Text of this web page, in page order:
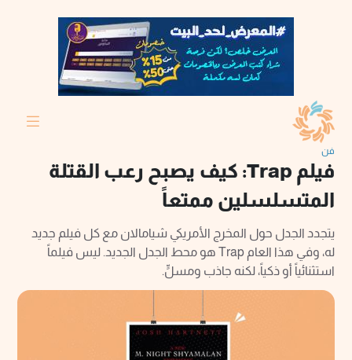
فن
فيلم Trap: كيف يصبح رعب القتلة
المتسلسلين ممتعاً
يتجدد الجدل حول المخرج الأمريكي شيامالان مع كل فيلم جديد
له، وفي هذا العام Trap هو محط الجدل الجديد. ليس فيلماً
استثنائياً أو ذكياً، لكنه جاذب ومسلٍّ.